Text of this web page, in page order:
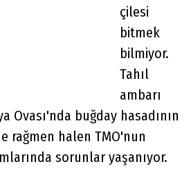
çilesi
bitmek
bilmiyor.
Tahıl
ambarı
Ovası'nda buğday hasadının
rağmen halen TMO'nun
sorunlar yaşanıyor.